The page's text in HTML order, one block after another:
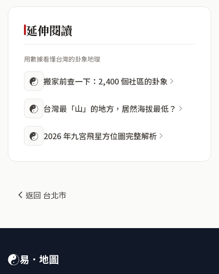
延伸閱讀
用數據看懂台灣的卦象地理
☯ 搬家前查一下：2,400 個社區的卦象
☯ 台灣最「山」的地方，居然海拔最低？
☯ 2026 年九宮飛星方位圖完整解析
返回 台北市
☯易．地圖